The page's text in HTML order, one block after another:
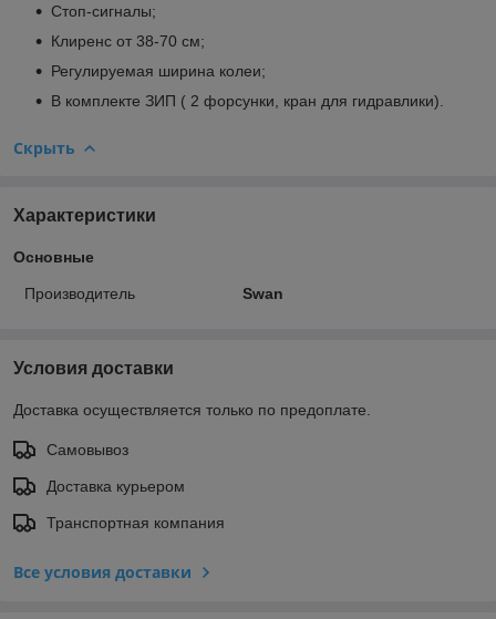
Стоп-сигналы;
Клиренс от 38-70 см;
Регулируемая ширина колеи;
В комплекте ЗИП ( 2 форсунки, кран для гидравлики).
Скрыть
Характеристики
Основные
Производитель Swan
Условия доставки
Доставка осуществляется только по предоплате.
Самовывоз
Доставка курьером
Транспортная компания
Все условия доставки